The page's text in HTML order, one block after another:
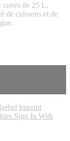
cuves de 25 L,
de cuissons et de
Imprint
Sign In With